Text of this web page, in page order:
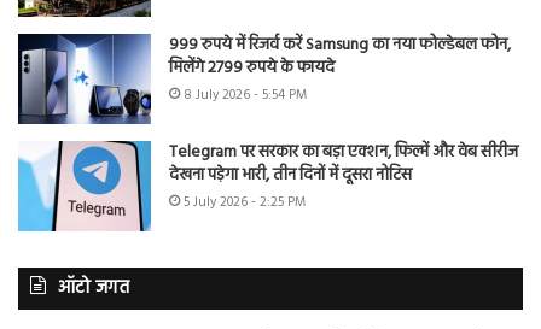
999 रुपये में रिजर्व करें Samsung का नया फोल्डेबल फोन,
मिलेंगे 2799 रुपये के फायदे
8 July 2026 - 5:54 PM
Telegram पर सरकार का बड़ा एक्शन, फिल्में और वेब सीरीज
देखना पड़ेगा भारी, तीन दिनों में दूसरा नोटिस
5 July 2026 - 2:25 PM
ऑटो जगत